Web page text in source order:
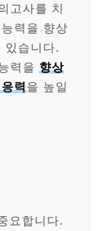
고사를 치
능력을 향상
있습니다.
력을 향상
력 을 높일
요합니다.